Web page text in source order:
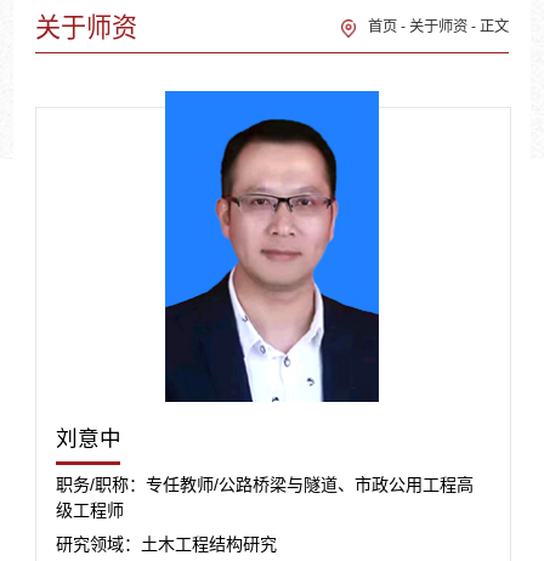
关于师资 首页 -关于师资 - 正文
刘意中
职务/职称：专任教师/公路桥梁与隧道、市政公用工程高
级工程师
研究领域：土木工程结构研究